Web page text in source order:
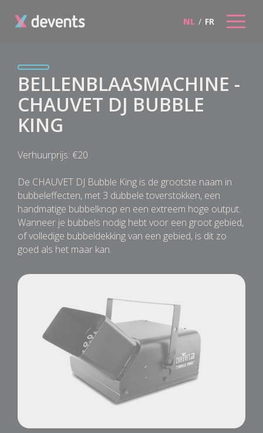
NL / FR
BELLENBLAASMACHINE -
CHAUVET DJ BUBBLE
KING
Verhuurprijs: €20
De CHAUVET DJ Bubble King is de grootste naam in
bubbeleffecten, met 3 dubbele toverstokken, een
handmatige bubbelknop en een extreem hoge output.
Wanneer je bubbels nodig hebt voor een groot gebied,
of volledige bubbeldekking van een gebied, is dit zo
goed als het maar kan.